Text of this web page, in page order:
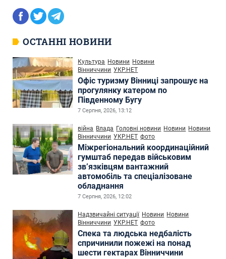
ОСТАННІ НОВИНИ
Культура Новини Новини
Вінниччини УКР.НЕТ
Офіс туризму Вінниці запрошує на
прогулянку катером по
Південному Бугу
7 Серпня, 2026, 13:12
війна Влада Головні новини Новини Новини
Вінниччини УКР.НЕТ фото
Міжрегіональний координаційний
гумштаб передав військовим
зв’язківцям вантажний
автомобіль та спеціалізоване
обладнання
7 Серпня, 2026, 12:02
Надзвичайні ситуації Новини Новини
Вінниччини УКР.НЕТ фото
Спека та людська недбалість
спричинили пожежі на понад
шести гектарах Вінниччини